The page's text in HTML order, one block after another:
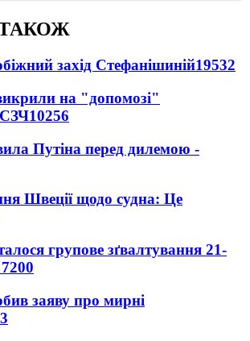
захід Стефанішиній19532
на "допомозі"
СЗЧ10256
Путіна перед дилемою -
Швеції щодо судна: Це
групове зґвалтування 21-
7200
заяву про мирні